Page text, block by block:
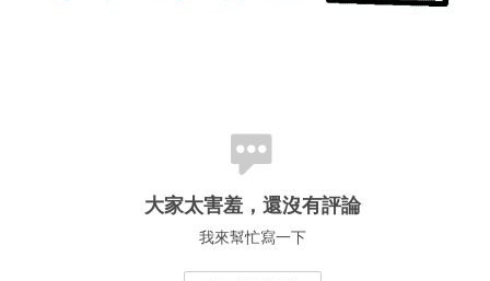
大家太害羞，還沒有評論
我來幫忙寫一下